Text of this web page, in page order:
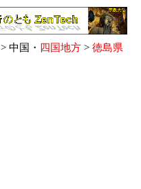
> 中国・ 四国地方 > 徳島県